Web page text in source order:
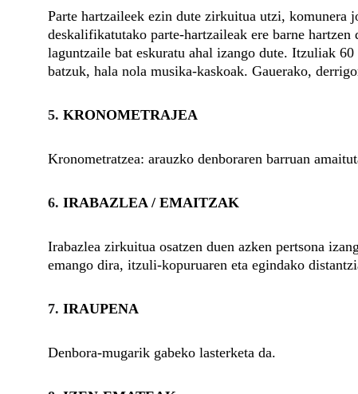
Parte hartzaileek ezin dute zirkuitua utzi, komunera
deskalifikatutako parte-hartzaileak ere barne
laguntzaile bat eskuratu ahal izango dute. Itzuliak
batzuk, hala nola musika-kaskoak. Gauerako,
5. KRONOMETRAJEA
Kronometratzea: arauzko denboraren barruan
6. IRABAZLEA / EMAITZAK
Irabazlea zirkuitua osatzen duen azken pertsona
emango dira, itzuli-kopuruaren eta egindako
7. IRAUPENA
Denbora-mugarik gabeko lasterketa da.